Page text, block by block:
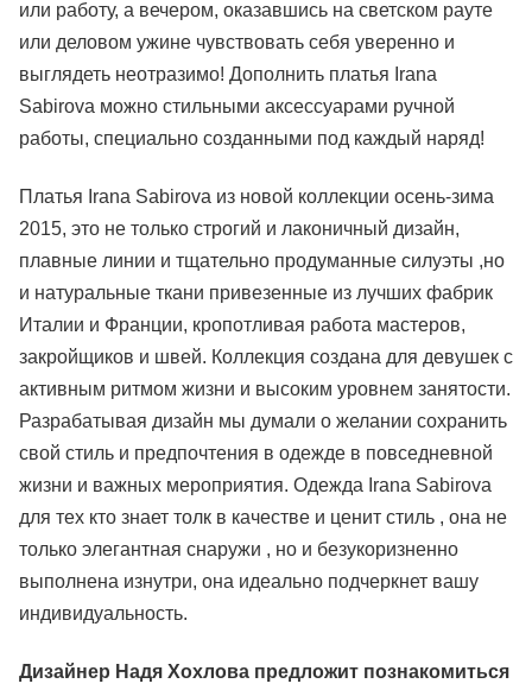
или работу, а вечером, оказавшись на светском рауте
или деловом ужине чувствовать себя уверенно и
выглядеть неотразимо! Дополнить платья Irana
Sabirova можно стильными аксессуарами ручной
работы, специально созданными под каждый наряд!
Платья Irana Sabirova из новой коллекции осень-зима
2015, это не только строгий и лаконичный дизайн,
плавные линии и тщательно продуманные силуэты ,но
и натуральные ткани привезенные из лучших фабрик
Италии и Франции, кропотливая работа мастеров,
закройщиков и швей. Коллекция создана для девушек с
активным ритмом жизни и высоким уровнем занятости.
Разрабатывая дизайн мы думали о желании сохранить
свой стиль и предпочтения в одежде в повседневной
жизни и важных мероприятия. Одежда Irana Sabirova
для тех кто знает толк в качестве и ценит стиль , она не
только элегантная снаружи , но и безукоризненно
выполнена изнутри, она идеально подчеркнет вашу
индивидуальность.
Дизайнер Надя Хохлова предложит познакомиться